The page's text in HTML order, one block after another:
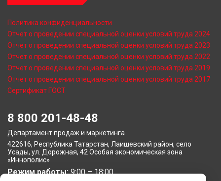
Политика конфиденциальности
Отчет о проведении специальной оценки условий труда 2024
Отчет о проведении специальной оценки условий труда 2023
Отчет о проведении специальной оценки условий труда 2022
Отчет о проведении специальной оценки условий труда 2019
Отчет о проведении специальной оценки условий труда 2017
Сертификат ГОСТ
8 800 201-48-48
Департамент продаж и маркетинга
422616, Республика Татарстан, Лаишевский район, село
Усады, ул. Дорожная, 42 Особая экономическая зона
«Иннополис»
Режим работы:9:00 – 18:00